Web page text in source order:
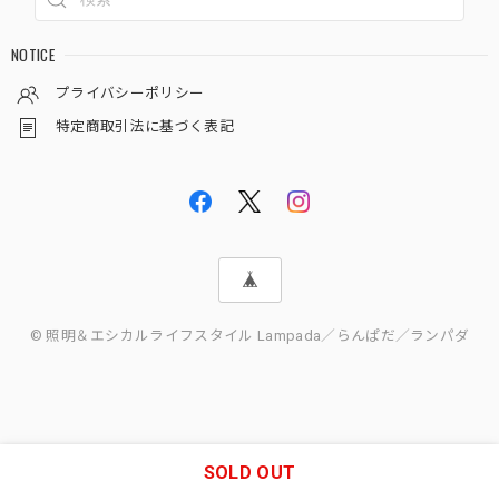
NOTICE
プライバシーポリシー
特定商取引法に基づく表記
© 照明＆エシカルライフスタイル Lampada／らんぱだ／ランパダ
SOLD OUT